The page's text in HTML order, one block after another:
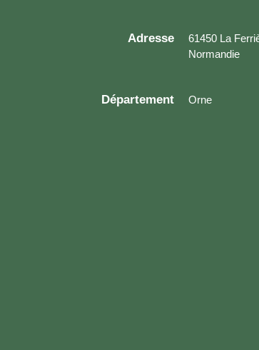
Adresse
61450 La
Normandie
Département Orne